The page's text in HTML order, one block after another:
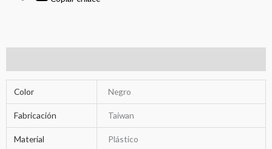
Color Negro
Fabricación Taiwan
Material Plástico